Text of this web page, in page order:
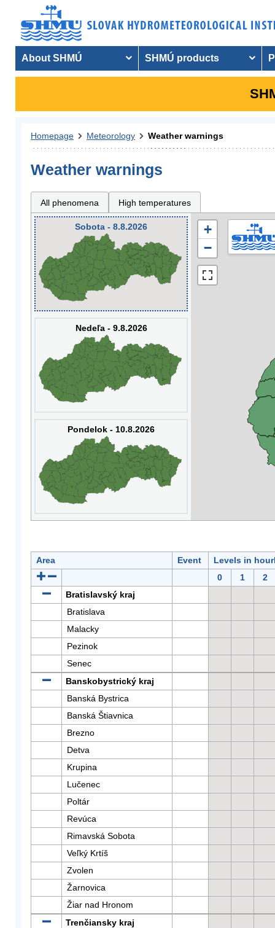
About SHMÚ SHMÚ products
Homepage Meteorology Weather warnings
Weather warnings
All phenomena High temperatures
Sobota - 8.8.2026
Nedeľa - 9.8.2026
Pondelok - 10.8.2026
+
−
Area Event
Levels in
0
1
2
Bratislavský kraj
Bratislava
Malacky
Pezinok
Senec
Banskobystrický kraj
Banská Bystrica
Banská Štiavnica
Brezno
Detva
Krupina
Lučenec
Poltár
Revúca
Rimavská Sobota
Veľký Krtíš
Zvolen
Žarnovica
Žiar nad Hronom
Trenčiansky kraj